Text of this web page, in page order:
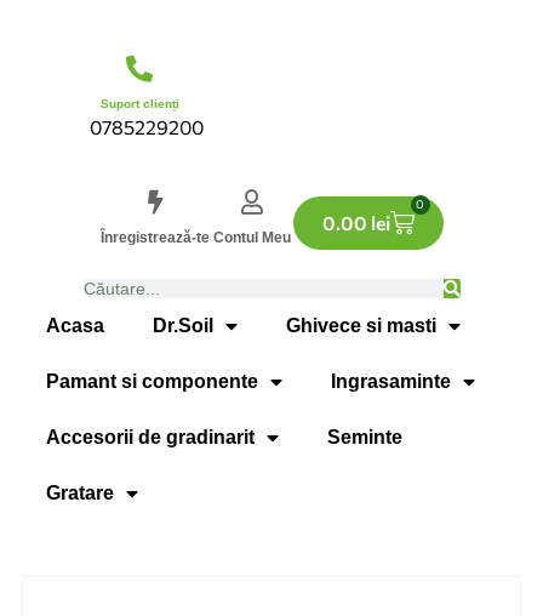
Suport clienți
0785229200
Înregistrează-te Contul Meu
0.00 lei
0
Acasa Dr.Soil Ghivece si masti
Pamant si componente Ingrasaminte
Accesorii de gradinarit Seminte
Gratare